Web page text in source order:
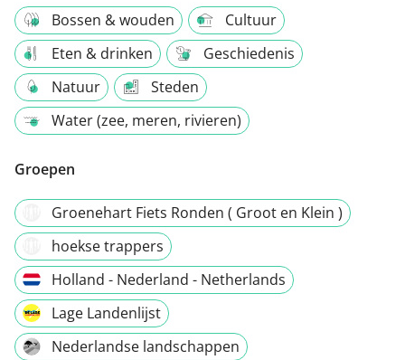
Bossen & wouden
Cultuur
Eten & drinken
Geschiedenis
Natuur
Steden
Water (zee, meren, rivieren)
Groepen
Groenehart Fiets Ronden ( Groot en Klein )
hoekse trappers
Holland - Nederland - Netherlands
Lage Landenlijst
Nederlandse landschappen